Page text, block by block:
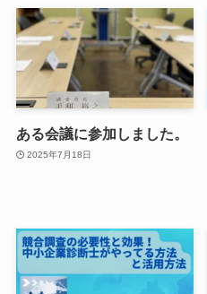
ある会議に参加しました。
2025年7月18日